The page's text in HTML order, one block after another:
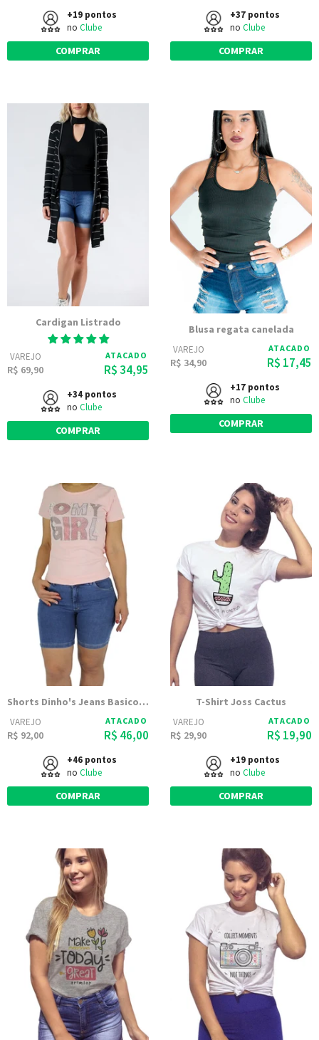
+19 pontos
no Clube
COMPRAR
+37 pontos
no Clube
COMPRAR
Cardigan Listrado
VAREJO
R$ 69,90
ATACADO
R$ 34,95
+34 pontos
no Clube
COMPRAR
Blusa regata canelada
VAREJO
R$ 34,90
ATACADO
R$ 17,45
+17 pontos
no Clube
COMPRAR
Shorts Dinho's Jeans Basico Delave
VAREJO
R$ 92,00
ATACADO
R$ 46,00
+46 pontos
no Clube
COMPRAR
T-Shirt Joss Cactus
VAREJO
R$ 29,90
ATACADO
R$ 19,90
+19 pontos
no Clube
COMPRAR